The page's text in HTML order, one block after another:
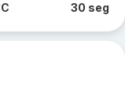
30 seg